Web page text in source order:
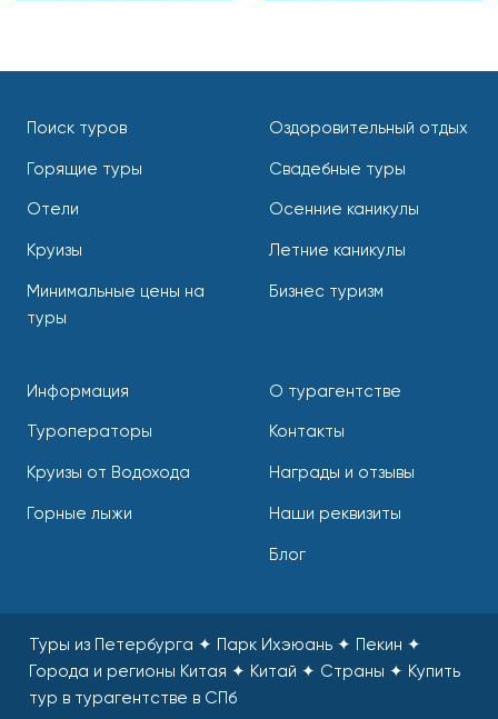
Поиск туров
Горящие туры
Отели
Круизы
Минимальные цены на
туры
Оздоровительный отдых
Свадебные туры
Осенние каникулы
Летние каникулы
Бизнес туризм
Информация
Туроператоры
Круизы от Водохода
Горные лыжи
О турагентстве
Контакты
Награды и отзывы
Наши реквизиты
Блог
Туры из Петербурга ✦ Парк Ихэюань ✦ Пекин ✦
Города и регионы Китая ✦ Китай ✦ Страны ✦ Купить
тур в турагентстве в СПб